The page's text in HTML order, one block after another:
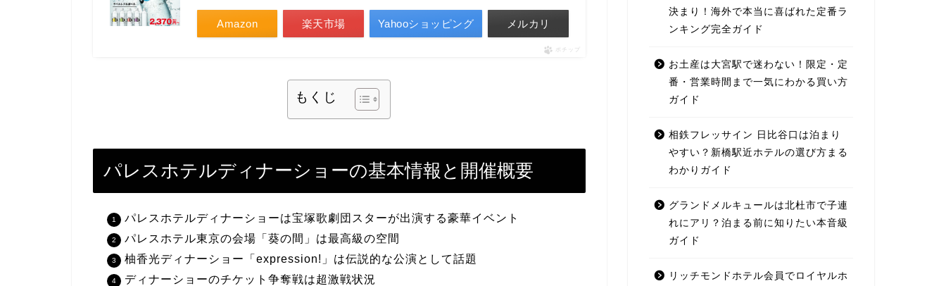
Amazon 楽天市場 Yahooショッピング メルカリ
ポチップ
もくじ
パレスホテルディナーショーの基本情報と開催概要
パレスホテルディナーショーは宝塚歌劇団スターが出演する豪華イベント
パレスホテル東京の会場「葵の間」は最高級の空間
柚香光ディナーショー「expression!」は伝説的な公演として話題
ディナーショーのチケット争奪戦は超激戦状況
決まり！海外で本当に喜ばれた定番ラ
ンキング完全ガイド
お土産は大宮駅で迷わない！限定・定
番・営業時間まで一気にわかる買い方
ガイド
相鉄フレッサイン 日比谷口は泊まり
やすい？新橋駅近ホテルの選び方まる
わかりガイド
グランドメルキュールは北杜市で子連
れにアリ？泊まる前に知りたい本音級
ガイド
リッチモンドホテル会員でロイヤルホ